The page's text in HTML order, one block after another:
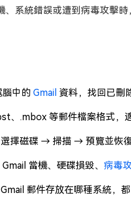
、系統錯誤或遭到病毒攻擊
腦中的 Gmail 資料，找回已刪
、.mbox 等郵件檔案格式，
擇磁碟 → 掃描 → 預覽並恢
當機、硬碟損毀、 病毒
郵件存放在哪種系統，都